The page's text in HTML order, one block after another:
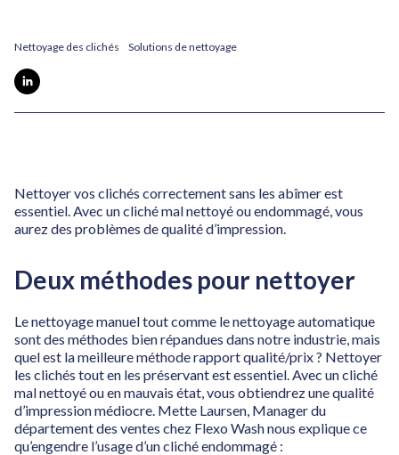
Nettoyage des clichés Solutions de nettoyage
Nettoyer vos clichés correctement sans les abîmer est
essentiel. Avec un cliché mal nettoyé ou endommagé, vous
aurez des problèmes de qualité d’impression.
Deux méthodes pour nettoyer
Le nettoyage manuel tout comme le nettoyage automatique
sont des méthodes bien répandues dans notre industrie, mais
quel est la meilleure méthode rapport qualité/prix ? Nettoyer
les clichés tout en les préservant est essentiel. Avec un cliché
mal nettoyé ou en mauvais état, vous obtiendrez une qualité
d’impression médiocre. Mette Laursen, Manager du
département des ventes chez Flexo Wash nous explique ce
qu’engendre l’usage d’un cliché endommagé :